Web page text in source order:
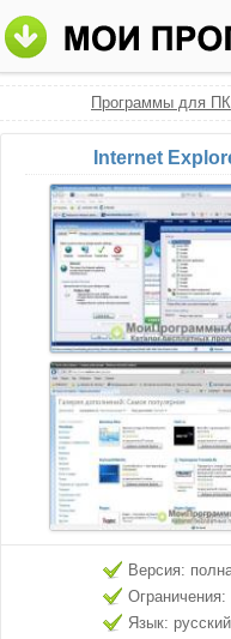
Программы для ПК
Internet
Версия:
Ограничения:
Язык: